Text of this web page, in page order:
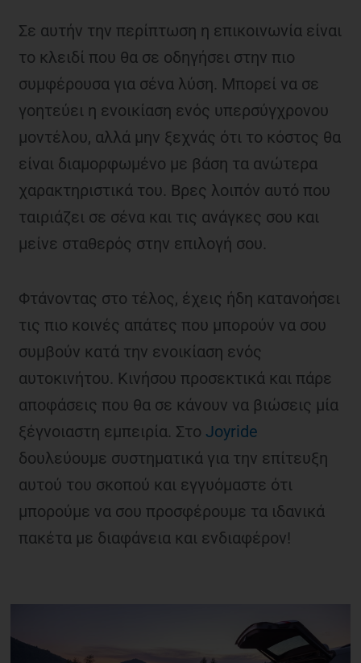
Σε αυτήν την περίπτωση η επικοινωνία είναι
το κλειδί που θα σε οδηγήσει στην πιο
συμφέρουσα για σένα λύση. Μπορεί να σε
γοητεύει η ενοικίαση ενός υπερσύγχρονου
μοντέλου, αλλά μην ξεχνάς ότι το κόστος θα
είναι διαμορφωμένο με βάση τα ανώτερα
χαρακτηριστικά του. Βρες λοιπόν αυτό που
ταιριάζει σε σένα και τις ανάγκες σου και
μείνε σταθερός στην επιλογή σου.
Φτάνοντας στο τέλος, έχεις ήδη κατανοήσει
τις πιο κοινές απάτες που μπορούν να σου
συμβούν κατά την ενοικίαση ενός
αυτοκινήτου. Κινήσου προσεκτικά και πάρε
αποφάσεις που θα σε κάνουν να βιώσεις μία
ξέγνοιαστη εμπειρία. Στο Joyride
δουλεύουμε συστηματικά για την επίτευξη
αυτού του σκοπού και εγγυόμαστε ότι
μπορούμε να σου προσφέρουμε τα ιδανικά
πακέτα με διαφάνεια και ενδιαφέρον!